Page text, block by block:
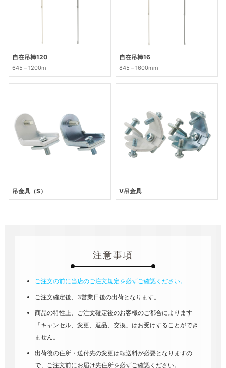
自在吊棒120
645－1200m
自在吊棒16
845－1600mm
吊金具（S） V吊金具
注意事項
ご注文の前に当店のご注文規定を必ずご確認ください。
ご注文確定後、3営業日後の出荷となります。
商品の特性上、ご注文確定後のお客様のご都合によります
「キャンセル、変更、返品、交換」はお受けすることができ
ません。
出荷後の住所・送付先の変更は転送料が必要となりますの
で、ご注文前にお届け先住所を必ずご確認ください。